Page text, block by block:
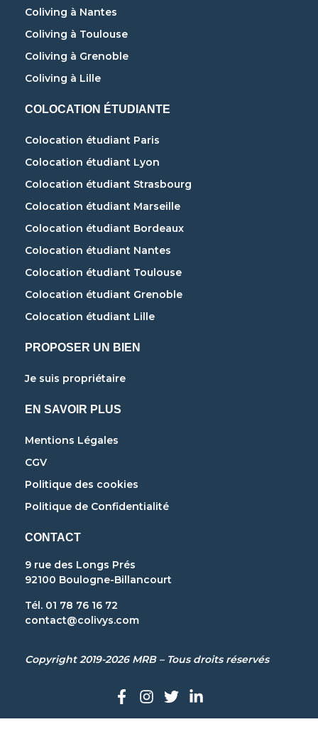
Coliving à Nantes
Coliving à Toulouse
Coliving à Grenoble
Coliving à Lille
COLOCATION ÉTUDIANTE
Colocation étudiant Paris
Colocation étudiant Lyon
Colocation étudiant Strasbourg
Colocation étudiant Marseille
Colocation étudiant Bordeaux
Colocation étudiant Nantes
Colocation étudiant Toulouse
Colocation étudiant Grenoble
Colocation étudiant Lille
PROPOSER UN BIEN
Je suis propriétaire
EN SAVOIR PLUS
Mentions Légales
CGV
Politique des cookies
Politique de Confidentialité
CONTACT
9 rue des Longs Prés
92100 Boulogne-Billancourt
Tél. 01 78 76 16 72
contact@colivys.com
Copyright 2019-2026 MRB – Tous droits réservés